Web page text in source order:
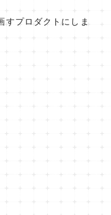
すプロダクトにしま